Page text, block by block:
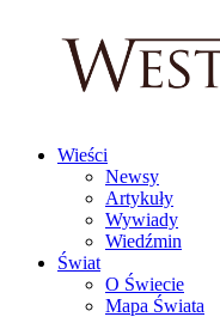
Wieści
Newsy
Artykuły
Wywiady
Wiedźmin
Świat
O Świecie
Mapa Świata